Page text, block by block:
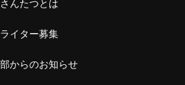
ライター募集
からのお知らせ